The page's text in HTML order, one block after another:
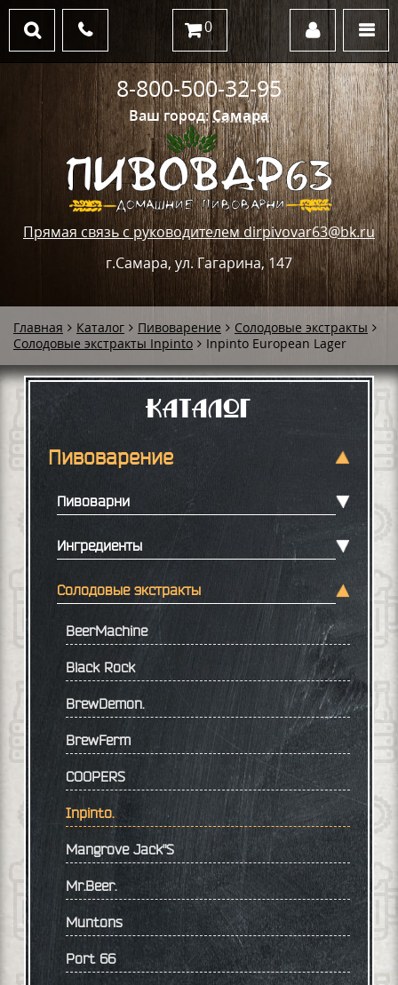
Ваш город:Самара
Прямая связь с руководителем dirpivovar63@bk.ru
г.Самара, ул. Гагарина, 147
8-800-500-32-95
0
Главная Каталог Пивоварение
Солодовые экстракты
Солодовые экстракты Inpinto
Inpinto European Lager
Каталог
Пивоварение
Пивоварни
Ингредиенты
Солодовые экстракты
BeerMachine
Black Rock
BrewDemon.
BrewFerm
COOPERS
Inpinto.
Mangrove Jack"S
Mr.Beer.
Muntons
Port 66